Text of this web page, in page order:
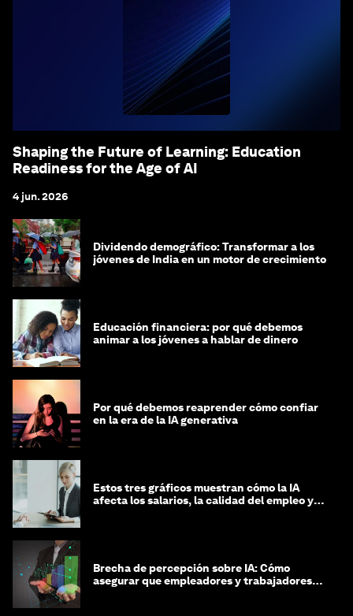
Shaping the Future of Learning: Education
Readiness for the Age of AI
4 jun. 2026
Dividendo demográfico: Transformar a los
jóvenes de India en un motor de crecimiento
Educación financiera: por qué debemos
animar a los jóvenes a hablar de dinero
Por qué debemos reaprender cómo confiar
en la era de la IA generativa
Estos tres gráficos muestran cómo la IA
afecta los salarios, la calidad del empleo y
Brecha de percepción sobre IA: Cómo
asegurar que empleadores y trabajadores